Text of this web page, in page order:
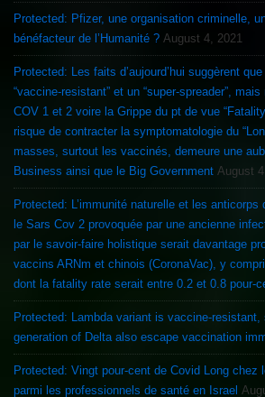
Protected: Pfizer, une organisation criminelle,
bénéfacteur de l’Humanité ? August 4, 2021
Protected: Les faits d’aujourd’hui suggèrent
“vaccine-resistant” et un “super-spreader”,
COV 1 et 2 voire la Grippe du pt de vue
risque de contracter la symptomatologie du
masses, surtout les vaccinés, demeure une
Business ainsi que le Big Government August
Protected: L’immunité naturelle et les anticorps
le Sars Cov 2 provoquée par une ancienne
par le savoir-faire holistique serait davantage protectrice que les
vaccins ARNm et chinois (CoronaVac), y
dont la fatality rate serait entre 0.2 et 0.8 pour-
Protected: Lambda variant is vaccine-
generation of Delta also escape vaccination
Protected: Vingt pour-cent de Covid Long chez
parmi les professionnels de santé en Israel